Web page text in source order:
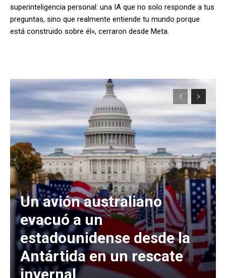
superinteligencia personal: una IA que no solo responde a tus
preguntas, sino que realmente entiende tu mundo porque
está construido sobre él», cerraron desde Meta.
Un avión australiano
evacuó a un
estadounidense desde la
Antártida en un rescate
invernal